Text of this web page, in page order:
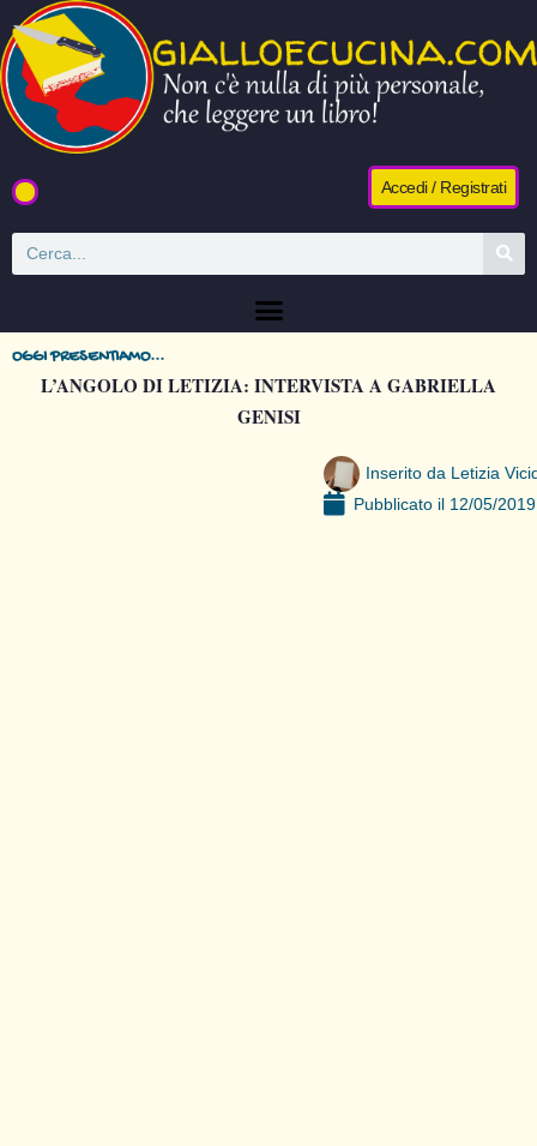
Accedi / Registrati
OGGI PRESENTIAMO...
L’ANGOLO DI LETIZIA: INTERVISTA A GABRIELLA
GENISI
Inserito da Letizia
Pubblicato il 12/05/2019